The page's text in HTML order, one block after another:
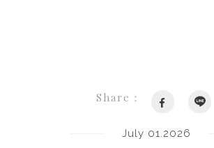
Share：
July 01.2026